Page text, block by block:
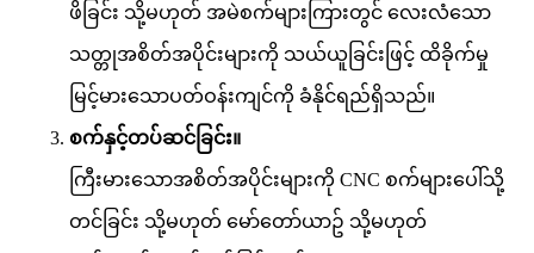
ဖိခြင်း သို့မဟုတ် အမဲစက်များကြားတွင် လေးလံသော
သတ္တုအစိတ်အပိုင်းများကို သယ်ယူခြင်းဖြင့် ထိခိုက်မှု
မြင့်မားသောပတ်ဝန်းကျင်ကို ခံနိုင်ရည်ရှိသည်။
စက်နှင့်တပ်ဆင်ခြင်း။
ကြီးမားသောအစိတ်အပိုင်းများကို CNC စက်များပေါ်သို့
တင်ခြင်း သို့မဟုတ် မော်တော်ယာဥ် သို့မဟုတ်